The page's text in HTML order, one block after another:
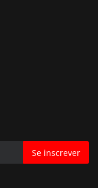
Se inscrever